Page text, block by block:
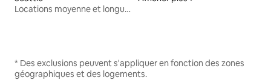
Locations moyenne et longue durée
* Des exclusions peuvent s'appliquer en fonction des zones
géographiques et des logements.